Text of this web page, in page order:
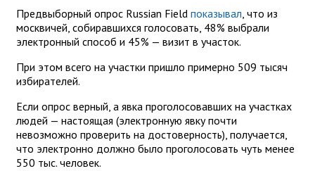
Предвыборный опрос Russian Field показывал, что из
москвичей, собиравшихся голосовать, 48% выбрали
электронный способ и 45% — визит в участок.
При этом всего на участки пришло примерно 509 тысяч
избирателей.
Если опрос верный, а явка проголосовавших на участках
людей — настоящая (электронную явку почти
невозможно проверить на достоверность), получается,
что электронно должно было проголосовать чуть менее
550 тыс. человек.